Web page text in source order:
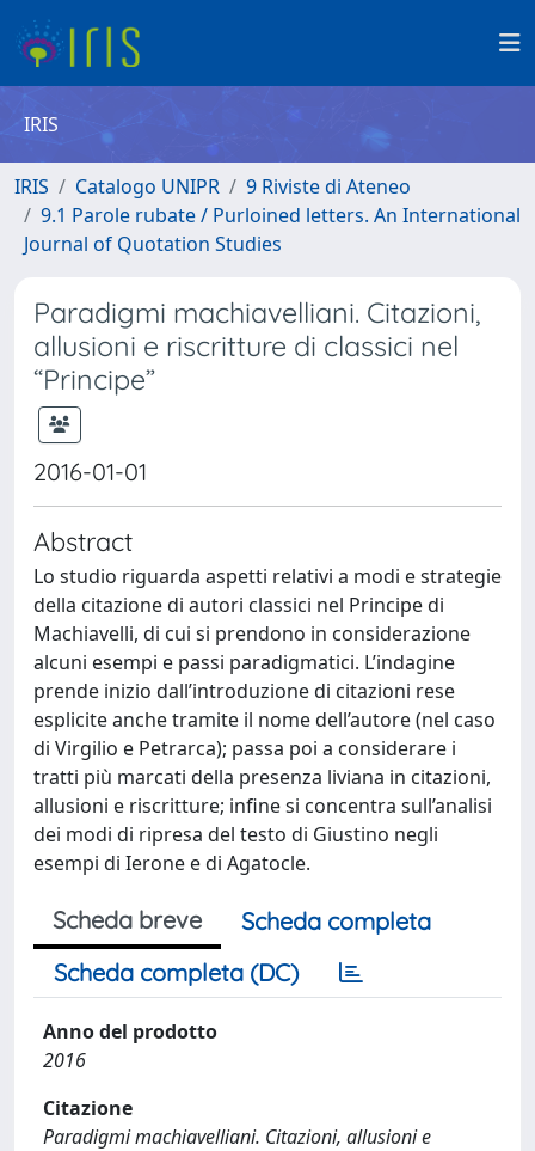
IRIS
IRIS Catalogo UNIPR
9 Riviste di Ateneo
9.1 Parole rubate / Purloined letters. An International
Journal of Quotation Studies
Paradigmi machiavelliani. Citazioni,
allusioni e riscritture di classici nel
“Principe”
2016-01-01
Abstract
Lo studio riguarda aspetti relativi a modi e strategie
della citazione di autori classici nel Principe di
Machiavelli, di cui si prendono in considerazione
alcuni esempi e passi paradigmatici. L’indagine
prende inizio dall’introduzione di citazioni rese
esplicite anche tramite il nome dell’autore (nel caso
di Virgilio e Petrarca); passa poi a considerare i
tratti più marcati della presenza liviana in citazioni,
allusioni e riscritture; infine si concentra sull’analisi
dei modi di ripresa del testo di Giustino negli
esempi di Ierone e di Agatocle.
Scheda breve
Scheda completa
Scheda completa (DC)
Anno del prodotto
2016
Citazione
Paradigmi machiavelliani. Citazioni, allusioni e